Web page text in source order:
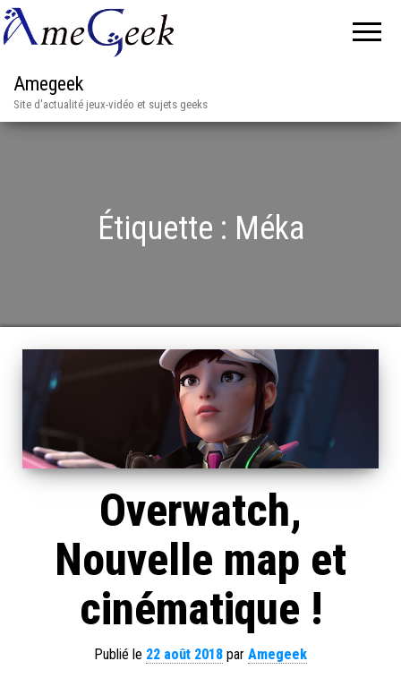
Amegeek
Site d'actualité jeux-vidéo et sujets geeks
Étiquette : Méka
Overwatch,
Nouvelle map et
cinématique !
Publié le 22 août 2018 par Amegeek